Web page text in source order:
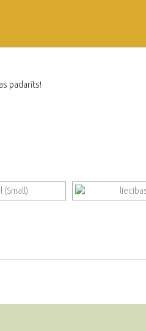
padarīts!